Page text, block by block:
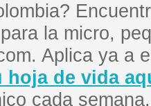
la micro,
Aplica ya a
hoja de vida
cada